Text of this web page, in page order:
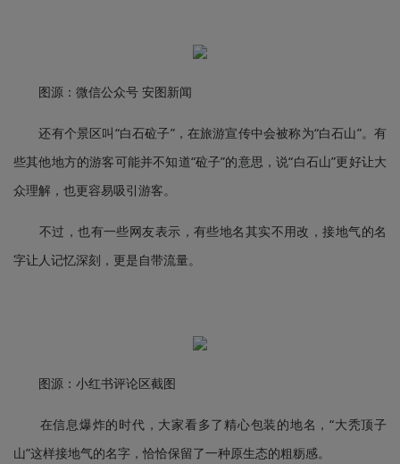
图源：微信公众号 安图新闻
还有个景区叫“白石砬子”，在旅游宣传中会被称为“白石山”。有
些其他地方的游客可能并不知道“砬子”的意思，说“白石山”更好让大
众理解，也更容易吸引游客。
不过，也有一些网友表示，有些地名其实不用改，接地气的名
字让人记忆深刻，更是自带流量。
图源：小红书评论区截图
在信息爆炸的时代，大家看多了精心包装的地名，“大秃顶子
山”这样接地气的名字，恰恰保留了一种原生态的粗粝感。